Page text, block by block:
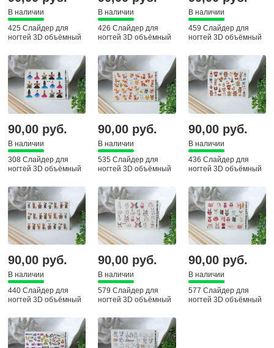
В наличии
425 Слайдер для
ногтей 3D объёмный
В наличии
426 Слайдер для
ногтей 3D объёмный
В наличии
459 Слайдер для
ногтей 3D объёмный
90,00 руб.
В наличии
308 Слайдер для
ногтей 3D объёмный
90,00 руб.
В наличии
535 Слайдер для
ногтей 3D объёмный
90,00 руб.
В наличии
436 Слайдер для
ногтей 3D объёмный
90,00 руб.
В наличии
440 Слайдер для
ногтей 3D объёмный
90,00 руб.
В наличии
579 Слайдер для
ногтей 3D объёмный
90,00 руб.
В наличии
577 Слайдер для
ногтей 3D объёмный